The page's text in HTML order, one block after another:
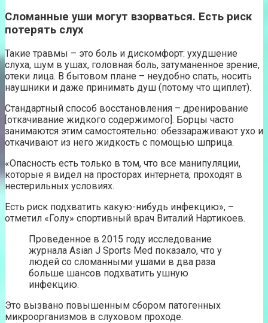
Сломанные уши могут взорваться. Есть риск
потерять слух
Такие травмы – это боль и дискомфорт: ухудшение
слуха, шум в ушах, головная боль, затуманенное зрение,
отеки лица. В бытовом плане – неудобно спать, носить
наушники и даже принимать душ (потому что щиплет).
Стандартный способ восстановления – дренирование
[откачивание жидкого содержимого]. Борцы часто
занимаются этим самостоятельно: обеззараживают ухо и
откачивают из него жидкость с помощью шприца.
«Опасность есть только в том, что все манипуляции,
которые я видел на просторах интернета, проходят в
нестерильных условиях.
Есть риск подхватить какую-нибудь инфекцию», –
отметил «Голу» спортивный врач Виталий Нартикоев.
Проведенное в 2015 году исследование
журнала Asian J Sports Med показало, что у
людей со сломанными ушами в два раза
больше шансов подхватить ушную
инфекцию.
Это вызвано повышенным сбором патогенных
микроорганизмов в слуховом проходе.